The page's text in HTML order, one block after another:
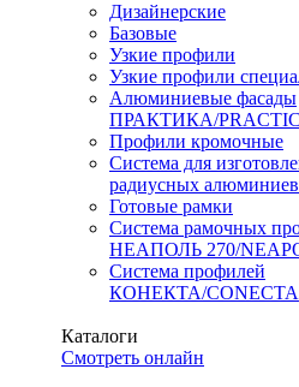
Дизайнерские
Базовые
Узкие профили
Узкие профили
Алюминиевые фасады
ПРАКТИКА/
Профили кромочные
Система для
радиусных
Готовые рамки
Система рамочных
НЕАПОЛЬ 270/
Система профилей
КОНЕКТА/CONECTA
Каталоги
Смотреть онлайн